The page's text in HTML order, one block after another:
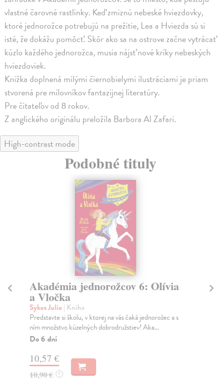
vlastné čarovné rastlinky. Keď zmiznú nebeské hviezdovky,
ktoré jednorožce potrebujú na prežitie, Lea a Hviezda sú si
isté, že dokážu pomôcť. Skôr ako sa na ostrove začne vytrácať
kúzlo každého jednorožca, musia nájsť nové kríky nebeských
hviezdoviek.
Knižka doplnená milými čiernobielymi ilustráciami je priam
stvorená pre milovníkov fantazijnej literatúry.
Pre čitateľov od 8 rokov.
Z anglického originálu preložila Barbora Al Zafari.
High-contrast mode
Podobné tituly
Akadémia jednorožcov 6: Olívia
a Vločka
Sykes Julie | Kniha
Predstavte si školu, v ktorej na vás čaká jednorožec a s
ním množstvo kúzelných dobrodružstiev! Aka...
Do 6 dní
10,57 €
10,90 € ?